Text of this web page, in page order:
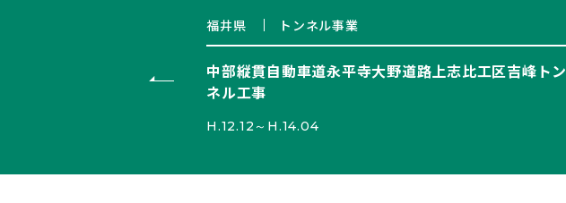
福井県 トンネル事業
中部縦貫自動車道永平寺大野道路上志比工区吉峰トン
ネル工事
H.12.12～H.14.04